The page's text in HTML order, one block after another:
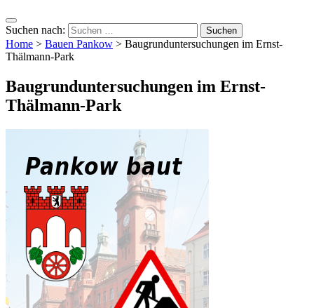
Suchen nach:
Home > Bauen Pankow > Baugrunduntersuchungen im Ernst-
Thälmann-Park
Baugrunduntersuchungen im Ernst-
Thälmann-Park